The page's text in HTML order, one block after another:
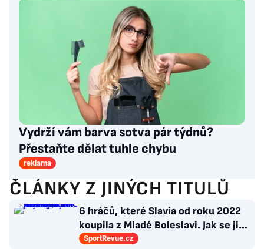
Vydrží vám barva sotva pár týdnů?
Přestaňte dělat tuhle chybu
reklama
ČLÁNKY Z JINÝCH TITULŮ
6 hráčů, které Slavia od roku 2022
koupila z Mladé Boleslavi. Jak se jim
po přestupu do Edenu vedlo?
SportRevue.cz